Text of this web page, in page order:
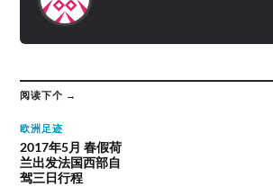
阅读下个 →
欧洲足迹
2017年5月 春假荷
兰出发法国西部自
驾三日行程